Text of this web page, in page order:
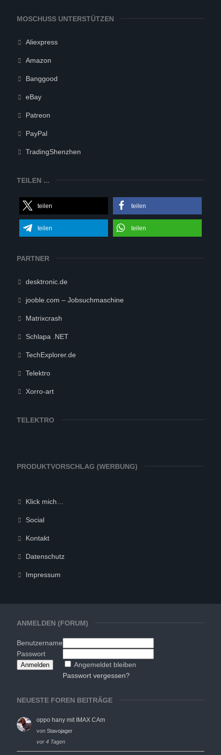
ANMELDEN (FORUM)
Benutzername
Passwort
Angemeldet bleiben
Passwort vergessen?
NEUESTE FOREN BEITRÄGE
oppo hany mit IMAX CAm
von Stavojager
vor 4 Tagen
MOSCHUSS UNTERSTÜTZEN
Aliexpress
Amazon
Banggood
eBay
Patreon
PayPal
TradingShenzhen
TEILEN ...
teilen teilen
teilen teilen
PARTNER
desktronic.de
jooble.com – Jobsuchmaschine
Matrixcrash
Schlapa .NET
TechExplorer.de
Telektro
Xorro-art
TELEKTRO
PRODUKTVORSCHLAG (WERBUNG)
Klick mich…
Social
Kontakt
Datenschutz
Impressum